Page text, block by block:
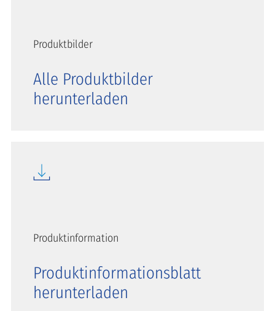
Produktbilder
Alle Produktbilder
herunterladen
Produktinformation
Produktinformationsblatt
herunterladen